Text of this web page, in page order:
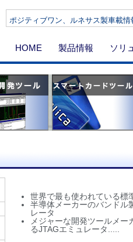
ポジティブワン、ルネサス製車載
HOME 製品情報 ソリ
世界で最も使われている標
半導体メーカーのバンドル
レータ
メジャーな開発ツールメー
るJTAGエミュレータ.....